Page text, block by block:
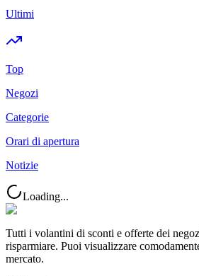
Ultimi
Top
Negozi
Categorie
Orari di apertura
Notizie
Loading...
Tutti i volantini di sconti e offerte dei
risparmiare. Puoi visualizzare
mercato.